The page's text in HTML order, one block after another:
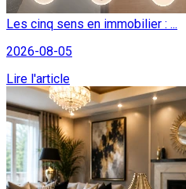
Les cinq sens en immobilier : ...
2026-08-05
Lire l'article